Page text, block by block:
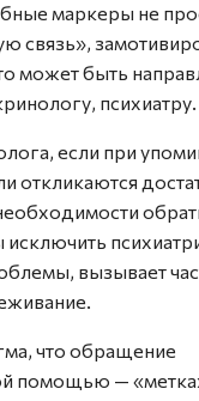
маркеры не
связь»,
может быть
психиатру.
если при
откликаются
исключить
вызывает
что обращение
помощью —